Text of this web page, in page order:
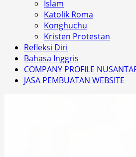
Islam
Katolik Roma
Konghuchu
Kristen Protestan
Refleksi Diri
Bahasa Inggris
COMPANY PROFILE
JASA PEMBUATAN WEBSITE